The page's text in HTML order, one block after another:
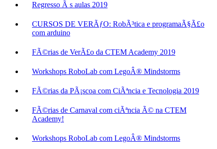
Regresso Ã s aulas 2019
CURSOS DE VERÃƒO: RobÃ³tica e programaÃ§Ã£o
com arduino
FÃ©rias de VerÃ£o da CTEM Academy 2019
Workshops RoboLab com LegoÂ® Mindstorms
FÃ©rias da PÃ¡scoa com CiÃªncia e Tecnologia 2019
FÃ©rias de Carnaval com ciÃªncia Ã© na CTEM
Academy!
Workshops RoboLab com LegoÂ® Mindstorms